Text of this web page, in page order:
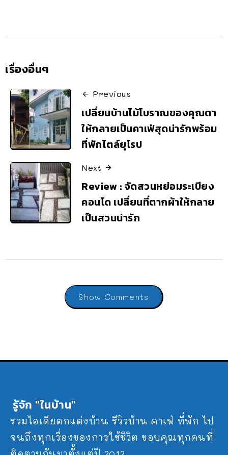
เรื่องอื่นๆ
Previous
เปลี่ยนบ้านไม้โบราณของคุณตา
ให้กลายเป็นคาเฟ่สุดน่ารักพร้อม
ที่พักไตล์ยุโรป
Next
Review : จัดสวนหย่อมระเบียง
คอนโด เปลี่ยนที่ตากผ้าให้กลาย
เป็นสวนน่ารัก
Show Comments
รู้จัก "ในบ้าน"
รวมไอเดียตกแต่งบ้าน รีวิวบ้าน คาเฟ่ ที่พัก ไป
จนถึงทุกเรื่องของการใช้ชีวิต ขอบคุณทุกคนที่